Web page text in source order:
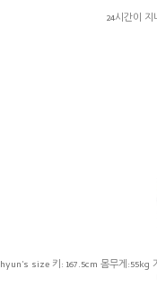
24시간이
hyun's size 키: 167.5cm 몸무게:55kg